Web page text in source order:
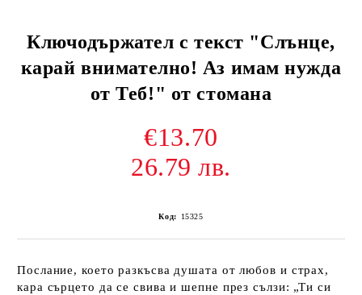
Ключодържател с текст "Слънце,
карай внимателно! Аз имам нужда
от Теб!" от стомана
€13.70
26.79 лв.
Код: 15325
Послание, което разкъсва душата от любов и страх,
кара сърцето да се свива и шепне през сълзи: „Ти си